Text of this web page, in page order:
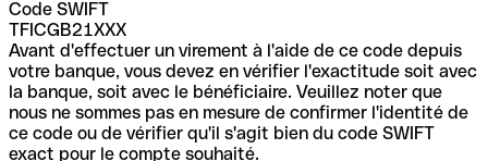
Code SWIFT
TFICGB21XXX
Avant d'effectuer un virement à l'aide de ce code depuis
votre banque, vous devez en vérifier l'exactitude soit avec
la banque, soit avec le bénéficiaire. Veuillez noter que
nous ne sommes pas en mesure de confirmer l'identité de
ce code ou de vérifier qu'il s'agit bien du code SWIFT
exact pour le compte souhaité.